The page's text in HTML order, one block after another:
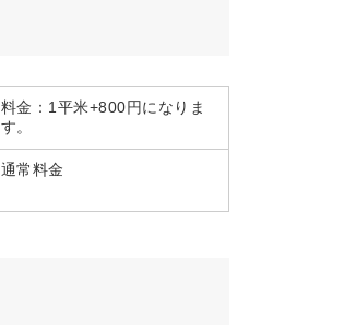
料金：1平米+800円になりま
す。
通常料金